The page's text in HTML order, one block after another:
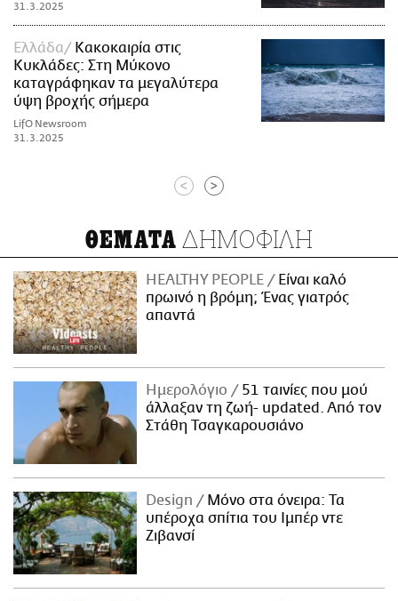
31.3.2025
Ελλάδα
Κακοκαιρία στις
Κυκλάδες: Στη Μύκονο
καταγράφηκαν τα μεγαλύτερα
ύψη βροχής σήμερα
LifO Newsroom
31.3.2025
< >
ΘΕΜΑΤΑ ΔΗΜΟΦΙΛΗ
HEALTHY PEOPLE
Είναι καλό
πρωινό η βρόμη; Ένας γιατρός
απαντά
Ημερολόγιο
51 ταινίες που μού
άλλαξαν τη ζωή- updated. Aπό τον
Στάθη Τσαγκαρουσιάνο
Design
Μόνο στα όνειρα: Τα
υπέροχα σπίτια του Ιμπέρ ντε
Ζιβανσί